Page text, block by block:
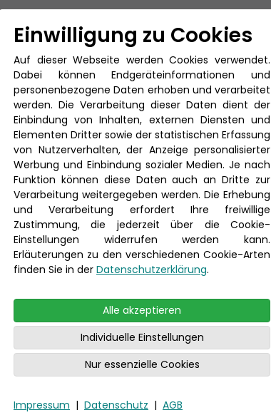
Titel
Nachname *
Einwilligung zu Cookies
Auf dieser Webseite werden Cookies verwendet.
Dabei können Endgeräteinformationen und
personenbezogene Daten erhoben und verarbeitet
werden. Die Verarbeitung dieser Daten dient der
Einbindung von Inhalten, externen Diensten und
Elementen Dritter sowie der statistischen Erfassung
von Nutzerverhalten, der Anzeige personalisierter
Werbung und Einbindung sozialer Medien. Je nach
Funktion können diese Daten auch an Dritte zur
Verarbeitung weitergegeben werden. Die Erhebung
und Verarbeitung erfordert Ihre freiwillige
Zustimmung, die jederzeit über die Cookie-
Einstellungen widerrufen werden kann.
Erläuterungen zu den verschiedenen Cookie-Arten
finden Sie in der Datenschutzerklärung.
Alle akzeptieren
Individuelle Einstellungen
Nur essenzielle Cookies
Impressum | Datenschutz | AGB